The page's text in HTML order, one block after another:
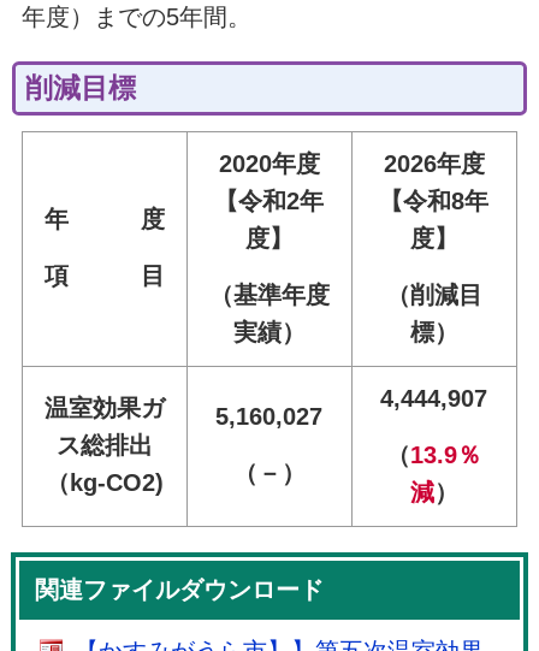
年度）までの5年間。
削減目標
年 度
項 目
2020年度
【令和2年
度】
（基準年度
実績）
2026年度
【令和8年
度】
（削減目
標）
温室効果ガ
ス総排出
（kg-CO2)
5,160,027
（－）
4,444,907
（13.9％
減）
関連ファイルダウンロード